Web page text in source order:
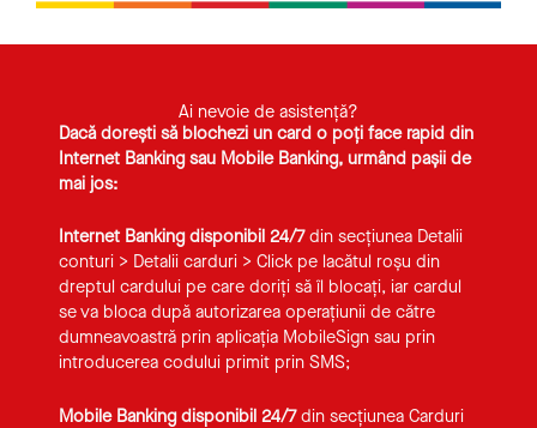
Ai nevoie de asistență?
Dacă dorești să blochezi un card o poți face rapid din
Internet Banking sau Mobile Banking, urmând pașii de
mai jos:
Internet Banking disponibil 24/7din secțiunea Detalii
conturi > Detalii carduri > Click pe lacătul roșu din
dreptul cardului pe care doriți să îl blocați, iar cardul
se va bloca după autorizarea operațiunii de către
dumneavoastră prin aplicația MobileSign sau prin
introducerea codului primit prin SMS;
Mobile Banking disponibil 24/7din secțiunea Carduri